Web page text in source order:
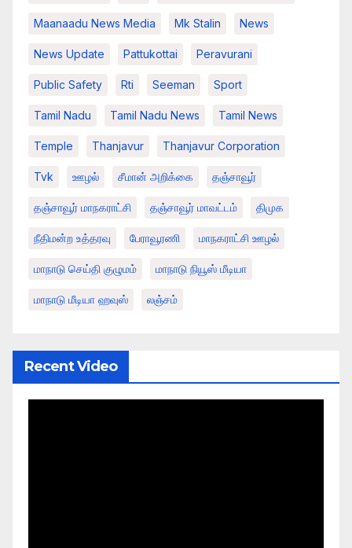
Maanaadu News Media Mk Stalin News
News Update Pattukottai Peravurani
Public Safety Rti Seeman Sport
Tamil Nadu Tamil Nadu News Tamil News
Temple Thanjavur Thanjavur Corporation
Tvk ஊழல் சீமான் அறிக்கை தஞ்சாவூர்
தஞ்சாவூர் மாநகராட்சி தஞ்சாவூர் மாவட்டம் திமுக
நீதிமன்ற உத்தரவு பேராவூரணி மாநகராட்சி ஊழல்
மாநாடு செய்தி குழுமம் மாநாடு நியூஸ் மீடியா
மாநாடு மீடியா ஹவுஸ் லஞ்சம்
Recent Video